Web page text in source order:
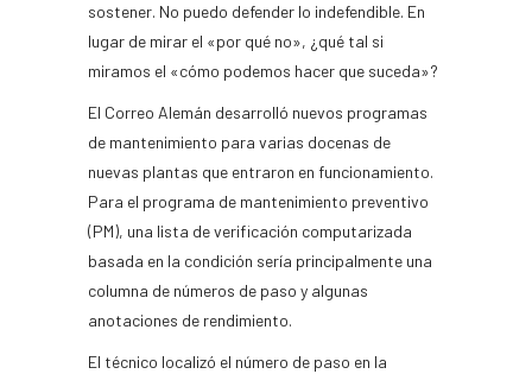
sostener. No puedo defender lo indefendible. En
lugar de mirar el «por qué no», ¿qué tal si
miramos el «cómo podemos hacer que suceda»?
El Correo Alemán desarrolló nuevos programas
de mantenimiento para varias docenas de
nuevas plantas que entraron en funcionamiento.
Para el programa de mantenimiento preventivo
(PM), una lista de verificación computarizada
basada en la condición sería principalmente una
columna de números de paso y algunas
anotaciones de rendimiento.
El técnico localizó el número de paso en la